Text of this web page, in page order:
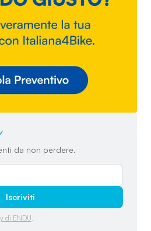
da non perdere.
Iscriviti
di ENDU.